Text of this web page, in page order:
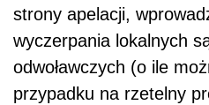
strony apelacji,
wyczerpania lokalnych
odwoławczych (o ile
przypadku na rzetelny